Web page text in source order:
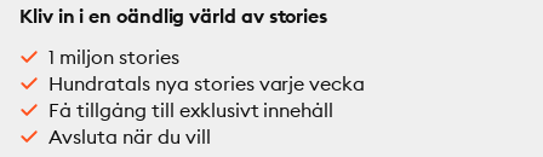
Kliv in i en oändlig värld av stories
1 miljon stories
Hundratals nya stories varje vecka
Få tillgång till exklusivt innehåll
Avsluta när du vill